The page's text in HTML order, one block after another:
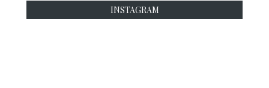
INSTAGRAM